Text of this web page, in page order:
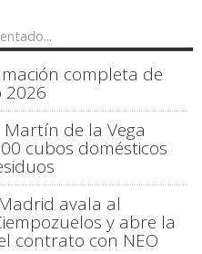
completa de
2026
Martín de la Vega
cubos domésticos
avala al
y abre la
contrato con NEO